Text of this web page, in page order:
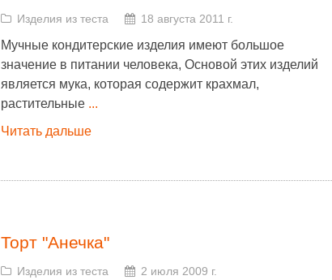
Изделия из теста 18 августа 2011 г.
Мучные кондитерские изделия имеют большое
значение в питании человека, Основой этих изделий
является мука, которая содержит крахмал,
растительные ...
Читать дальше
Торт "Анечка"
Изделия из теста 2 июля 2009 г.